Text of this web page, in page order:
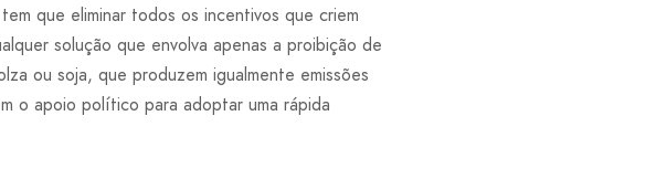
que eliminar todos os incentivos que criem
solução que envolva apenas a proibição de
ou soja, que produzem igualmente emissões
o apoio político para adoptar uma rápida